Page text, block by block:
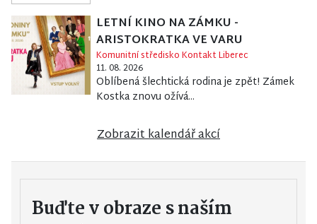
LETNÍ KINO NA ZÁMKU -
ARISTOKRATKA VE VARU
Komunitní středisko Kontakt Liberec
11. 08. 2026
Oblíbená šlechtická rodina je zpět! Zámek
Kostka znovu ožívá...
Zobrazit kalendář akcí
Buďte v obraze s naším